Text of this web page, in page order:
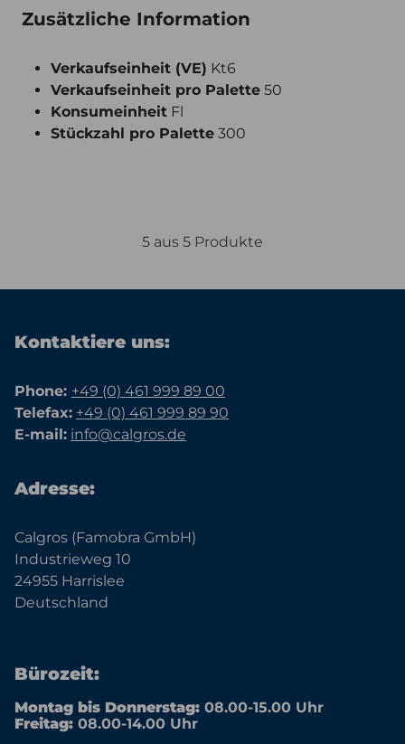
Zusätzliche Information
Verkaufseinheit (VE) Kt6
Verkaufseinheit pro Palette 50
Konsumeinheit Fl
Stückzahl pro Palette 300
5 aus 5 Produkte
Kontaktiere uns:
Phone: +49 (0) 461 999 89 00
Telefax: +49 (0) 461 999 89 90
E-mail: info@calgros.de
Adresse:
Calgros (Famobra GmbH)
Industrieweg 10
24955 Harrislee
Deutschland
Bürozeit:
Montag bis Donnerstag: 08.00-15.00 Uhr
Freitag: 08.00-14.00 Uhr